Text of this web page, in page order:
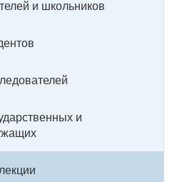
и школьников
и